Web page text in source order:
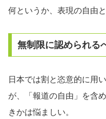
何というか、表現の自由
無制限に認められる
日本では割と恣意的に用
が、「報道の自由」を含
きかは悩ましい。